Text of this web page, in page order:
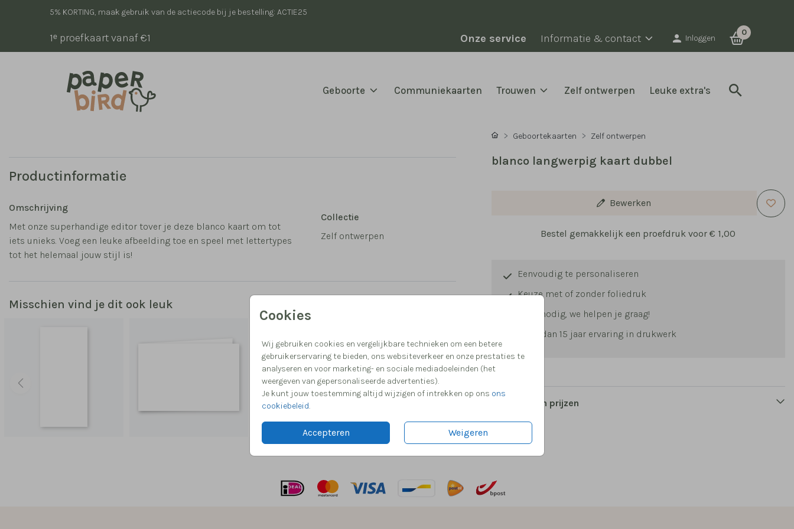
5% KORTING, maak gebruik van de actiecode bij je bestelling: ACTIE25
1ᵉ proefkaart vanaf €1 Onze service Informatie & contact Inloggen
0
Geboorte Communiekaarten Trouwen Zelf ontwerpen Leuke extra's
Cookies
Wij gebruiken cookies en vergelijkbare technieken om een betere
gebruikerservaring te bieden, ons websiteverkeer en onze prestaties te
analyseren en voor marketing- en sociale mediadoeleinden (het
weergeven van gepersonaliseerde advertenties).
Je kunt jouw toestemming altijd wijzigen of intrekken op ons ons
cookiebeleid.
Accepteren Weigeren
Productinformatie
Omschrijving
Met onze superhandige editor tover je deze blanco kaart om tot
iets unieks. Voeg een leuke afbeelding toe en speel met lettertypes
tot het helemaal jouw stijl is!
Collectie
Zelf ontwerpen
Misschien vind je dit ook leuk
Geboortekaarten Zelf ontwerpen
blanco langwerpig kaart dubbel
Bewerken
Bestel gemakkelijk een proefdruk voor€ 1,00
Eenvoudig te personaliseren
Keuze met of zonder foliedruk
Hulp nodig, we helpen je graag!
Meer dan 15 jaar ervaring in drukwerk
Formaten en prijzen